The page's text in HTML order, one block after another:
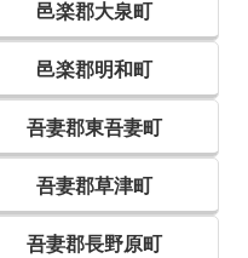
邑楽郡大泉町
邑楽郡明和町
吾妻郡東吾妻町
吾妻郡草津町
吾妻郡長野原町